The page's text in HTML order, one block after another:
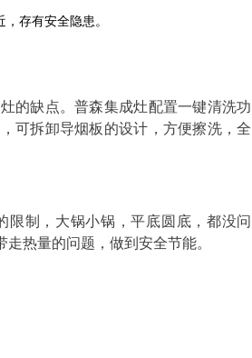
存有安全隐患。
的缺点。普森集成灶配置一键清洗功
可拆卸导烟板的设计，方便擦洗，全
制，大锅小锅，平底圆底，都没问
热量的问题，做到安全节能。